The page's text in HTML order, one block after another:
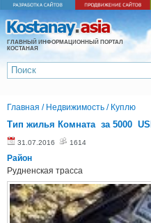
ГЛАВНЫЙ ИНФОРМАЦИОННЫЙ ПОРТАЛ
КОСТАНАЯ
Главная / Недвижимость / Куплю
Тип жилья Комната за 5000
31.07.2016 1614
Район
Рудненская трасса